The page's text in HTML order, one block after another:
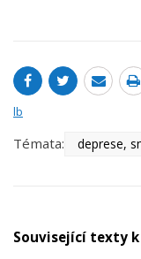
lb
Témata: deprese,
Související texty